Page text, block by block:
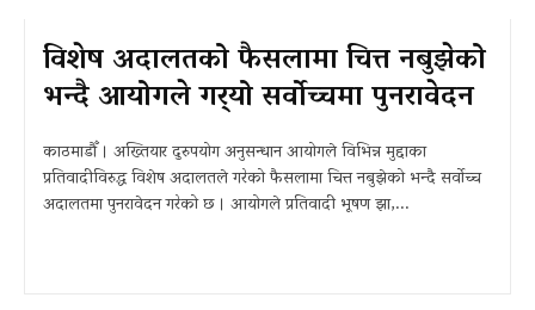
विशेष अदालतको फैसलामा चित्त नबुझेको
भन्दै आयोगले गर्‍यो सर्वोच्चमा पुनरावेदन
काठमाडौँ । अख्तियार दुरुपयोग अनुसन्धान आयोगले विभिन्न मुद्दाका
प्रतिवादीविरुद्ध विशेष अदालतले गरेको फैसलामा चित्त नबुझेको भन्दै सर्वोच्च
अदालतमा पुनरावेदन गरेको छ । आयोगले प्रतिवादी भूषण झा,...